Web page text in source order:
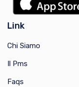
Link
Chi Siamo
Il Pms
Faqs